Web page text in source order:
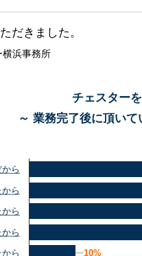
だきました。
横浜事務所
チェスター
～ 業務完了後に頂い
ら
ら
ら
ら
ら
10%
10%